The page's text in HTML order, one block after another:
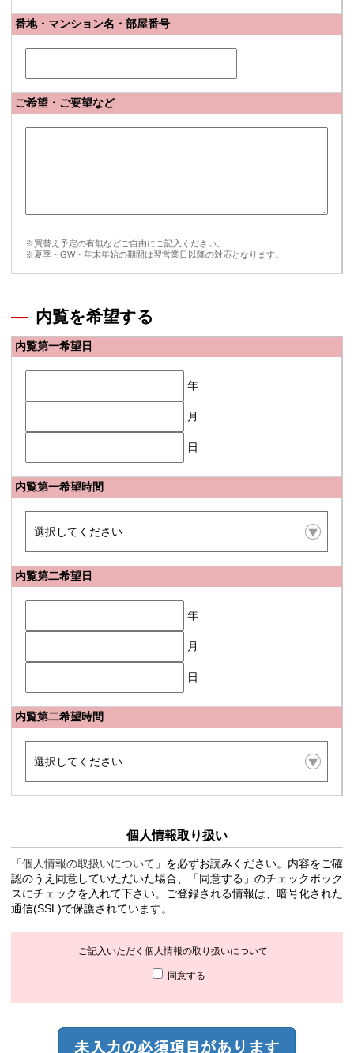
番地・マンション名・部屋番号
ご希望・ご要望など
※買替え予定の有無などご自由にご記入ください。
※夏季・GW・年末年始の期間は翌営業日以降の対応となります。
内覧を希望する
内覧第一希望日
年
月
日
内覧第一希望時間
内覧第二希望日
年
月
日
内覧第二希望時間
個人情報取り扱い
「個人情報の取扱いについて 」を必ずお読みください。内容をご確
認のうえ同意していただいた場合、「同意する」のチェックボック
スにチェックを入れて下さい。ご登録される情報は、暗号化された
通信(SSL)で保護されています。
ご記入いただく個人情報の取り扱いについて
同意する